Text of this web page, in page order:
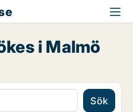
i Malmö
Sök